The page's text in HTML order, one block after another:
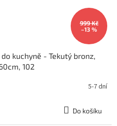
999 Kč
–13 %
kuchyně - Tekutý bronz,
102
5-7 dní
Do košíku